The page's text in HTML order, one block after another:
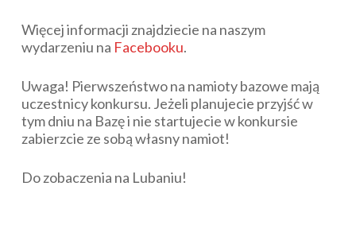
Więcej informacji znajdziecie na naszym
wydarzeniu na Facebooku.
Uwaga! Pierwszeństwo na namioty bazowe mają
uczestnicy konkursu. Jeżeli planujecie przyjść w
tym dniu na Bazę i nie startujecie w konkursie
zabierzcie ze sobą własny namiot!
Do zobaczenia na Lubaniu!